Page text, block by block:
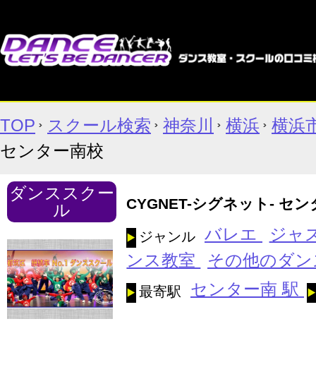
TOP スクール検索 神奈川 横浜
横浜
センター南校
ダンススクー
ル
CYGNET-シグネット- セン
ジャンル バレエ
ジャ
ンス教室
その他のダ
最寄駅 センター南 駅